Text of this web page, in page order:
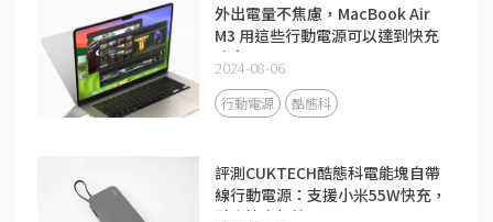
外出電量不焦慮，MacBook Air
M3 用這些行動電源可以達到快充
功率
2024-08-06
行動電源 酷態科
評測CUKTECH酷態科電能塊自帶
線行動電源：支援小米55W快充，
融合快充加持